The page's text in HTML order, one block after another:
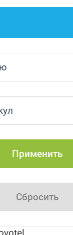
Применить
Сбросить